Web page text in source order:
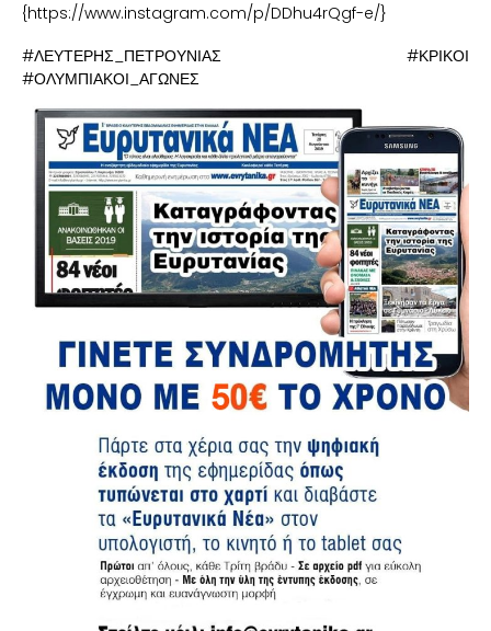
{https://www.instagram.com/p/DDhu4rQgf-e/}
#ΛΕΥΤΕΡΗΣ_ΠΕΤΡΟΥΝΙΑΣ #ΚΡΙΚΟΙ
#ΟΛΥΜΠΙΑΚΟΙ_ΑΓΩΝΕΣ